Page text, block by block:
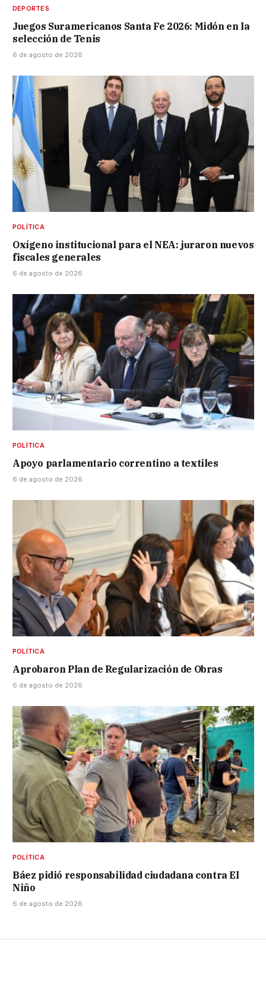
DEPORTES
Juegos Suramericanos Santa Fe 2026: Midón en la
selección de Tenis
6 de agosto de 2026
POLÍTICA
Oxígeno institucional para el NEA: juraron nuevos
fiscales generales
6 de agosto de 2026
POLÍTICA
Apoyo parlamentario correntino a textiles
6 de agosto de 2026
POLÍTICA
Aprobaron Plan de Regularización de Obras
6 de agosto de 2026
POLÍTICA
Báez pidió responsabilidad ciudadana contra El
Niño
6 de agosto de 2026